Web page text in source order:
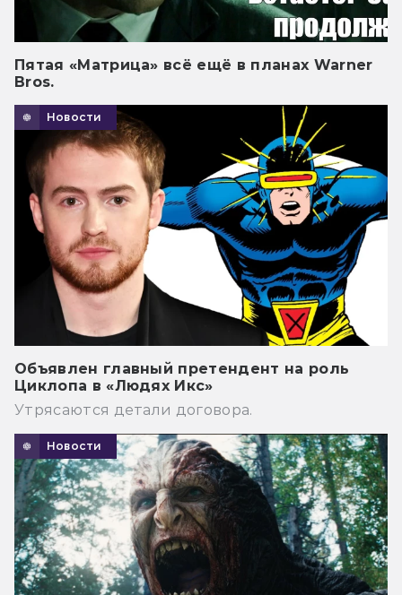
Пятая «Матрица» всё ещё в планах Warner
Bros.
Новости
Объявлен главный претендент на роль
Циклопа в «Людях Икс»
Утрясаются детали договора.
Новости